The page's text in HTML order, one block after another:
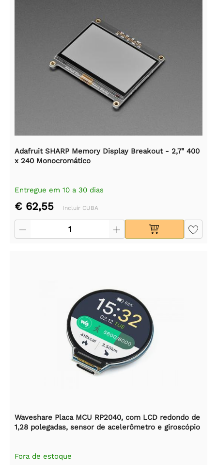
Adafruit SHARP Memory Display Breakout - 2,7" 400
x 240 Monocromático
Entregue em 10 a 30 dias
€ 62,55 Incluir CUBA
Waveshare Placa MCU RP2040, com LCD redondo de
1,28 polegadas, sensor de acelerômetro e giroscópio
Fora de estoque